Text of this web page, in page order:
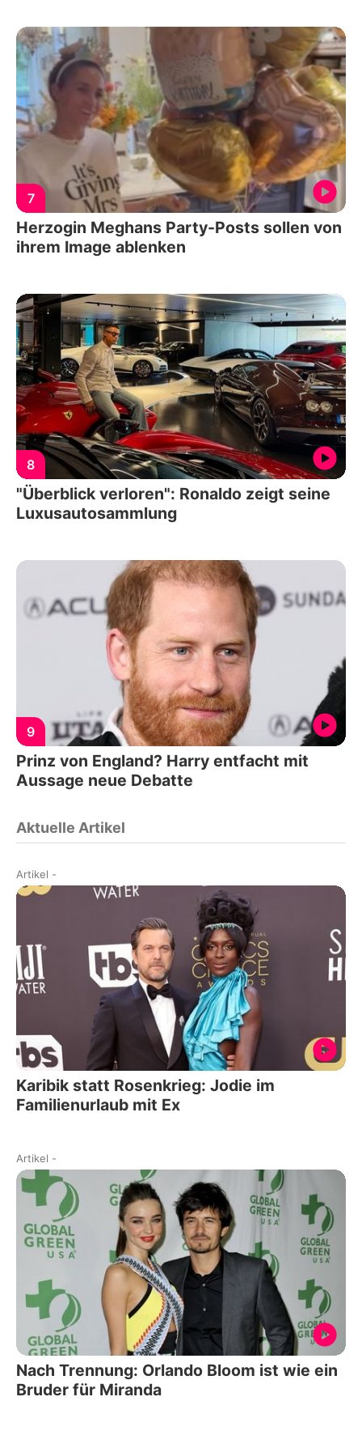
7
Herzogin Meghans Party-Posts sollen von
ihrem Image ablenken
8
"Überblick verloren": Ronaldo zeigt seine
Luxusautosammlung
9
Prinz von England? Harry entfacht mit
Aussage neue Debatte
Aktuelle Artikel
Artikel -
Karibik statt Rosenkrieg: Jodie im
Familienurlaub mit Ex
Artikel -
Nach Trennung: Orlando Bloom ist wie ein
Bruder für Miranda